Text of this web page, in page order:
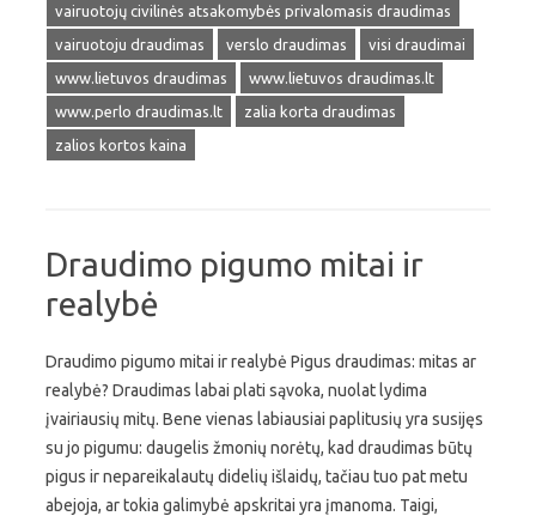
vairuotojų civilinės atsakomybės privalomasis draudimas
vairuotoju draudimas
verslo draudimas
visi draudimai
www.lietuvos draudimas
www.lietuvos draudimas.lt
www.perlo draudimas.lt
zalia korta draudimas
zalios kortos kaina
Draudimo pigumo mitai ir
realybė
Draudimo pigumo mitai ir realybė Pigus draudimas: mitas ar
realybė? Draudimas labai plati sąvoka, nuolat lydima
įvairiausių mitų. Bene vienas labiausiai paplitusių yra susijęs
su jo pigumu: daugelis žmonių norėtų, kad draudimas būtų
pigus ir nepareikalautų didelių išlaidų, tačiau tuo pat metu
abejoja, ar tokia galimybė apskritai yra įmanoma. Taigi,